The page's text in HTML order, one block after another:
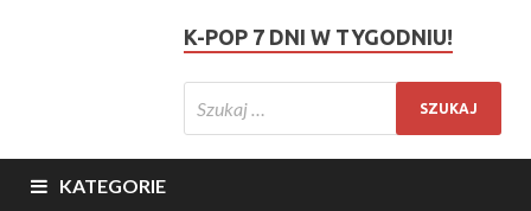
K-POP 7 DNI W TYGODNIU!
KATEGORIE